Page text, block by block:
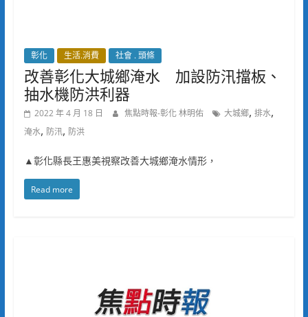
彰化 生活.消費 社會 . 頭條
改善彰化大城鄉淹水 加設防汛擋板、
抽水機防洪利器
2022 年 4 月 18 日 焦點時報-彰化 林明佑 大城鄉, 排水,
淹水, 防汛, 防洪
▲彰化縣長王惠美視察改善大城鄉淹水情形，
Read more